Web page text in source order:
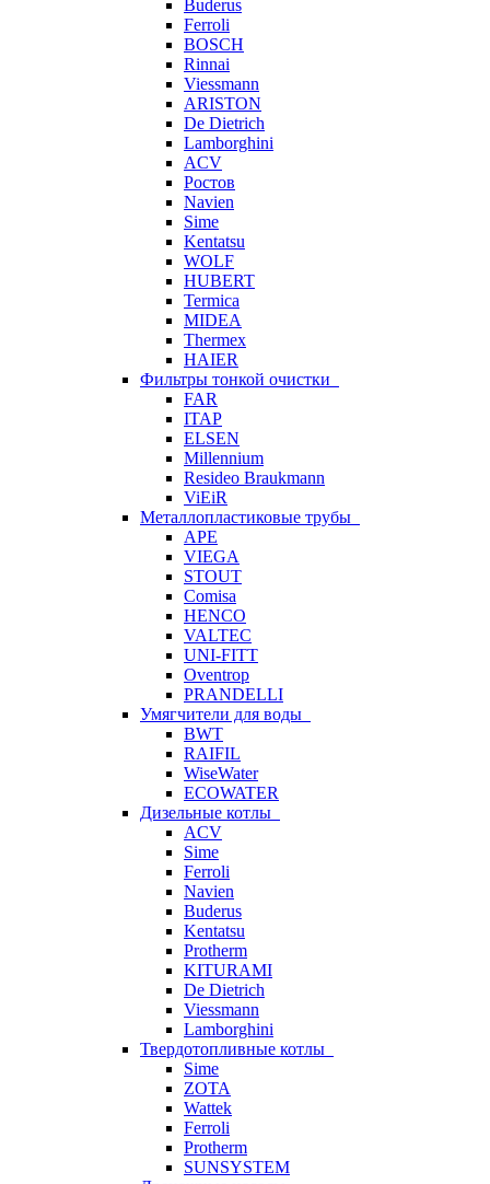
Buderus
Ferroli
BOSCH
Rinnai
Viessmann
ARISTON
De Dietrich
Lamborghini
ACV
Ростов
Navien
Sime
Kentatsu
WOLF
HUBERT
Termica
MIDEA
Thermex
HAIER
Фильтры тонкой очистки
FAR
ITAP
ELSEN
Millennium
Resideo Braukmann
ViEiR
Металлопластиковые трубы
APE
VIEGA
STOUT
Comisa
HENCO
VALTEC
UNI-FITT
Oventrop
PRANDELLI
Умягчители для воды
BWT
RAIFIL
WiseWater
ECOWATER
Дизельные котлы
ACV
Sime
Ferroli
Navien
Buderus
Kentatsu
Protherm
KITURAMI
De Dietrich
Viessmann
Lamborghini
Твердотопливные котлы
Sime
ZOTA
Wattek
Ferroli
Protherm
SUNSYSTEM